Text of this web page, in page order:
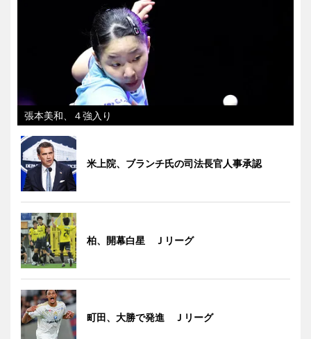
張本美和、４強入り
米上院、ブランチ氏の司法長官人事承認
柏、開幕白星 Ｊリーグ
町田、大勝で発進 Ｊリーグ